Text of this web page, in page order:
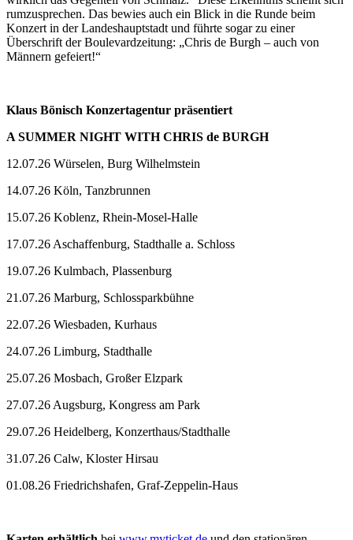
rumzusprechen. Das bewies auch ein Blick in die Runde beim
Konzert in der Landeshauptstadt und führte sogar zu einer
Überschrift der Boulevardzeitung: „Chris de Burgh – auch von
Männern gefeiert!“
Klaus Bönisch Konzertagentur präsentiert
A SUMMER NIGHT WITH CHRIS de BURGH
12.07.26 Würselen, Burg Wilhelmstein
14.07.26 Köln, Tanzbrunnen
15.07.26 Koblenz, Rhein-Mosel-Halle
17.07.26 Aschaffenburg, Stadthalle a. Schloss
19.07.26 Kulmbach, Plassenburg
21.07.26 Marburg, Schlossparkbühne
22.07.26 Wiesbaden, Kurhaus
24.07.26 Limburg, Stadthalle
25.07.26 Mosbach, Großer Elzpark
27.07.26 Augsburg, Kongress am Park
29.07.26 Heidelberg, Konzerthaus/Stadthalle
31.07.26 Calw, Kloster Hirsau
01.08.26 Friedrichshafen, Graf-Zeppelin-Haus